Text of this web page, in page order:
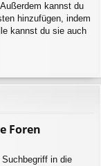
kannst du
hinzufügen, indem
kannst du sie auch
Foren
in die